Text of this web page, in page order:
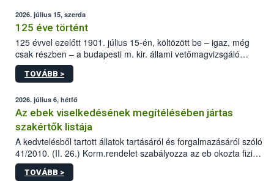
2026. július 15, szerda
125 éve történt
125 évvel ezelőtt 1901. július 15-én, költözött be – igaz, még
csak részben – a budapesti m. kir. állami vetőmagvizsgáló
állomás a Kis Rókus utca 15. szám alatti, Czigler Győző által
tervezett új épületébe.
TOVÁBB >
2026. július 6, hétfő
Az ebek viselkedésének megítélésében jártas
szakértők listája
A kedvtelésből tartott állatok tartásáról és forgalmazásáról szóló
41/2010. (II. 26.) Korm.rendelet szabályozza az eb okozta fizikai
sérülés, illetve ennek veszélye keletkezésekor felmerülő
hatósági feladatokat, valamint a veszélyes eb tartását és annak
TOVÁBB >